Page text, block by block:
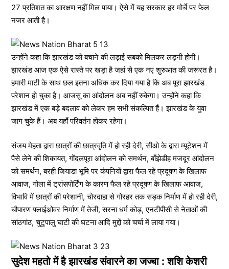
27 प्रतिशत का आरक्षण नहीं मिल पाया। ऐसे में यह सरकार हर मोर्चे पर फेल
नजर आती है।
उन्होंने कहा कि झारखंड को बचाने की लड़ाई सबको मिलकर लड़नी होगी।
झारखंड आज एक ऐसे रास्ते पर खड़ा है जहां से एक नए शुरुआत की जरूरत है।
हमारी माटी के साथ छल इतना अधिक कर दिया गया है कि अब पूरा झारखंड
परेशान हो चुका है। आजसू का आंदोलन अब नहीं रुकेगा। उन्होंने कहा कि
झारखंड में एक बड़े बदलाव को लेकर हम सभी संकल्पित हैं। झारखंड के युवा
जाग चुके हैं। अब यहाँ परिवर्तन होकर रहेगा।
संजय मेहता द्वारा छात्रों की छात्रवृति में हो रही देरी, सीओ के द्वारा म्यूटेशन में
पैसे लेने की शिकायत, गोंदलपूरा आंदोलन को समर्थन, बाँझेडीह मजदूर आंदोलन
को समर्थन, बरही जियाडा भूमि पर कंपनियों द्वारा फैल रहे प्रदूषण के खिलाफ
आवाज, गोला में ट्रांसपोर्टिंग के कारण फैल रहे प्रदूषण के खिलाफ आवाज,
विभावि में छात्रों की परेशानी, चोरदाहा से गोरहर तक सड़क निर्माण में हो रही देरी,
चौपारण फ्लाईओवर निर्माण में तेजी, सरना धर्म कोड़, एनटीपीसी से नेताओं की
सांठगांठ, चुटुपालु घाटी की घटना आदि मुद्दों को चर्चा में लाया गया।
सुदेश महतो में है झारखंड संवारने का जज्बा : शशि केशरी